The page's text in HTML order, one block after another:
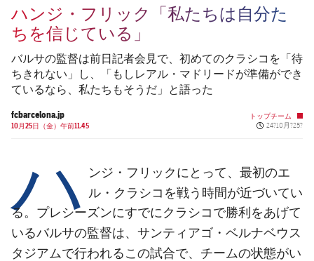
結果
順位表
スケジュール
チケット
結果
順位表
PLUSICON
LABEL.ARIA.PLUS
トップチーム
plusicon
label.aria.plus
スケジュール
チケット
結果
順位表
PLUSICON
LABEL.ARIA.PLUS
スケジュール
チケット
結果
ハンジ・フリック「私たちは自分た
ちを信じている」
バルサの監督は前日記者会見で、初めてのクラシコを「待
ちきれない」し、「もしレアル・マドリードが準備ができ
ているなら、私たちもそうだ」と語った
fcbarcelona.jp
10月25日（金）午前11.45
トップチーム
Published news
24?10月?25?
ハ ンジ・フリックにとって、最初のエ
ル・クラシコ を戦う時間が近づいてい
る。プレシーズンにすでにクラシコで勝利をあげて
いるバルサの監督は、 サンティアゴ・ベルナベウス
タジアムで行われるこの試合で、チームの状態がい